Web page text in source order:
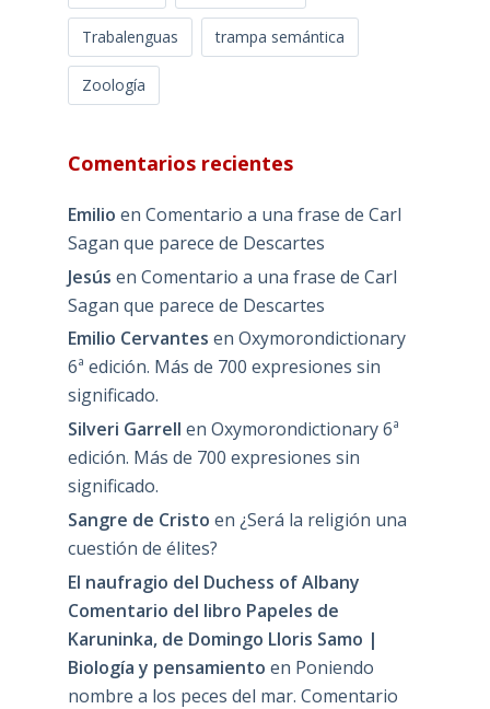
Trabalenguas trampa semántica
Zoología
Comentarios recientes
Emilio en Comentario a una frase de Carl
Sagan que parece de Descartes
Jesús en Comentario a una frase de Carl
Sagan que parece de Descartes
Emilio Cervantes en Oxymorondictionary
6ª edición. Más de 700 expresiones sin
significado.
Silveri Garrell en Oxymorondictionary 6ª
edición. Más de 700 expresiones sin
significado.
Sangre de Cristo en ¿Será la religión una
cuestión de élites?
El naufragio del Duchess of Albany
Comentario del libro Papeles de
Karuninka, de Domingo Lloris Samo |
Biología y pensamiento en Poniendo
nombre a los peces del mar. Comentario